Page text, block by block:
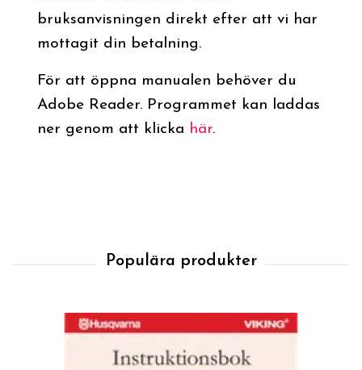
bruksanvisningen direkt efter att vi har
mottagit din betalning.
För att öppna manualen behöver du
Adobe Reader. Programmet kan laddas
ner genom att klicka här.